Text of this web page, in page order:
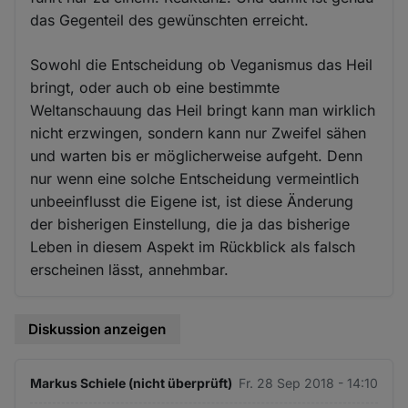
das Gegenteil des gewünschten erreicht.
Sowohl die Entscheidung ob Veganismus das Heil
bringt, oder auch ob eine bestimmte
Weltanschauung das Heil bringt kann man wirklich
nicht erzwingen, sondern kann nur Zweifel sähen
und warten bis er möglicherweise aufgeht. Denn
nur wenn eine solche Entscheidung vermeintlich
unbeeinflusst die Eigene ist, ist diese Änderung
der bisherigen Einstellung, die ja das bisherige
Leben in diesem Aspekt im Rückblick als falsch
erscheinen lässt, annehmbar.
Diskussion anzeigen
Markus Schiele (nicht überprüft) Fr. 28 Sep 2018 - 14:10